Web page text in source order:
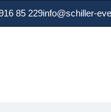
info@schiller-
85 229